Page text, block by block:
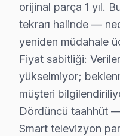
Finlux ekran Teknik
Finlux televizyon
Finlux servisimizde
bu marka Servis
söz konusu
Finlux TV Onarım
1. Müşteri bildirir,
orijinal parça 1 yıl.
tekrarı halinde —
yeniden müdahale
Fiyat sabitliği:
yükselmiyor;
müşteri
Dördüncü taahhüt
Smart televizyon